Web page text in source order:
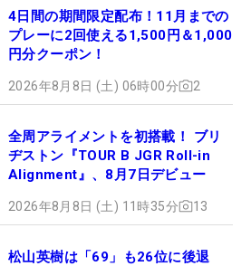
4日間の期間限定配布！11月までの
プレーに2回使える1,500円＆1,000
円分クーポン！
2026年8月8日 (土) 06時00分 2
全周アライメントを初搭載！ ブリ
ヂストン『TOUR B JGR Roll-in
Alignment』、8月7日デビュー
2026年8月8日 (土) 11時35分 13
松山英樹は「69」も26位に後退